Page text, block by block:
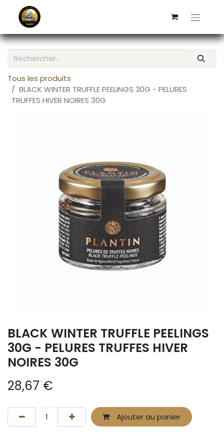
Tous les produits
BLACK WINTER TRUFFLE PEELINGS 30G - PELURES
TRUFFES HIVER NOIRES 30G
BLACK WINTER TRUFFLE PEELINGS
30G - PELURES TRUFFES HIVER
NOIRES 30G
28,67 €
Ajouter au panier